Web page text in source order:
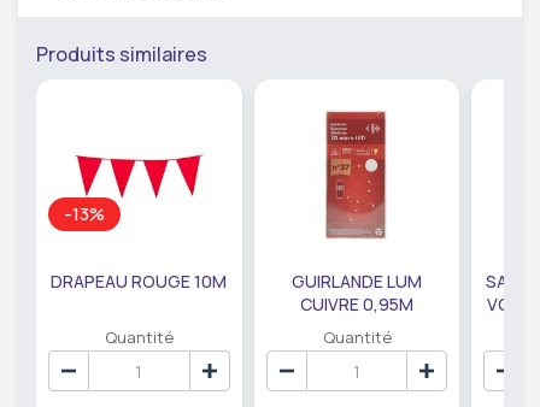
Produits similaires
-13%
DRAPEAU ROUGE 10M
Quantité
GUIRLANDE LUM
CUIVRE 0,95M
DE79207
Quantité